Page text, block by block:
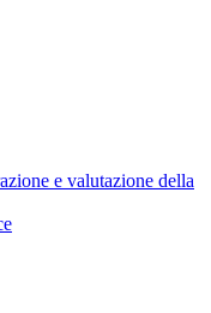
e valutazione della